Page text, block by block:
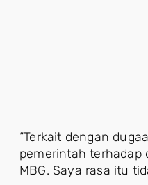
“Terkait dengan
pemerintah terhadap
MBG. Saya rasa itu